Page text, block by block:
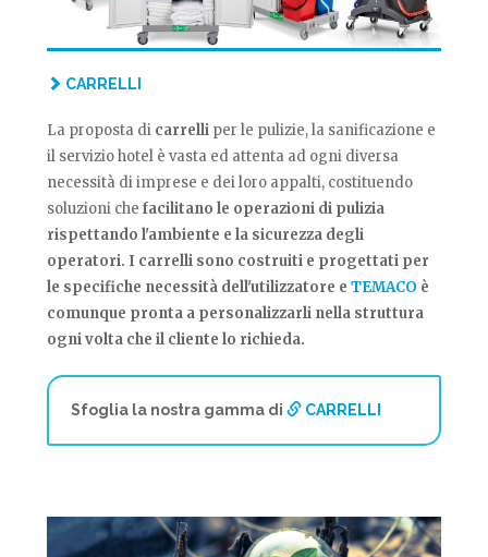
CARRELLI
La proposta di carrelli per le pulizie, la sanificazione e
il servizio hotel è vasta ed attenta ad ogni diversa
necessità di imprese e dei loro appalti, costituendo
soluzioni che facilitano le operazioni di pulizia
rispettando l'ambiente e la sicurezza degli
operatori. I carrelli sono costruiti e progettati per
le specifiche necessità dell'utilizzatore e TEMACO è
comunque pronta a personalizzarli nella struttura
ogni volta che il cliente lo richieda.
Sfoglia la nostra gamma di CARRELLI